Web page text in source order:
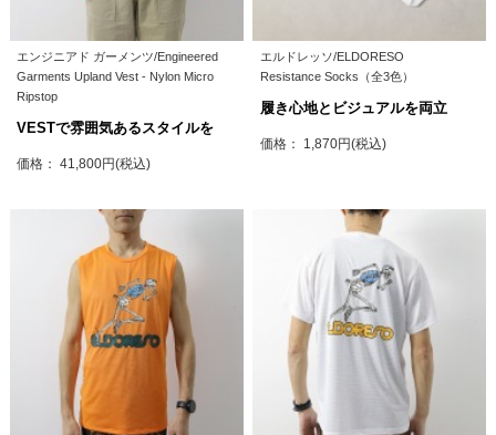
エンジニアド ガーメンツ/Engineered
Garments Upland Vest - Nylon Micro
Ripstop
VESTで雰囲気あるスタイルを
価格： 41,800円(税込)
エルドレッソ/ELDORESO
Resistance Socks（全3色）
履き心地とビジュアルを両立
価格： 1,870円(税込)